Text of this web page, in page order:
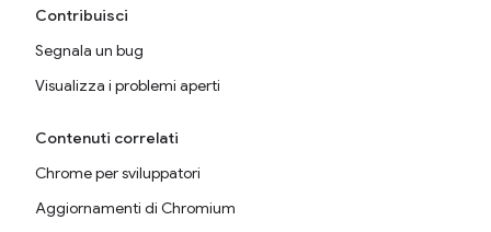
Contribuisci
Segnala un bug
Visualizza i problemi aperti
Contenuti correlati
Chrome per sviluppatori
Aggiornamenti di Chromium